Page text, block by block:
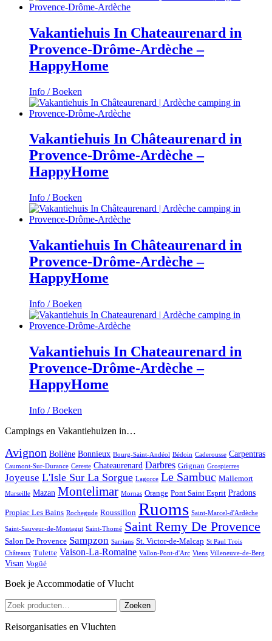
Vakantiehuis In Chateaurenard in
Provence-Drôme-Ardèche –
HappyHome
Info / Boeken
Vakantiehuis In Châteaurenard in
Provence-Drôme-Ardèche –
HappyHome
Info / Boeken
Vakantiehuis In Châteaurenard in
Provence-Drôme-Ardèche –
HappyHome
Info / Boeken
Vakantiehuis In Chateaurenard in
Provence-Drôme-Ardèche –
HappyHome
Info / Boeken
Campings en Vakantiehuizen in…
Avignon Bollène Bonnieux Bourg-Saint-Andéol Bédoin Caderousse Carpentras
Caumont-Sur-Durance Cereste Chateaurenard Darbres Grignan Grospierres
Joyeuse L'Isle Sur La Sorgue Lagorce Le Sambuc Mallemort
Marseille Mazan Montelimar Mornas Orange Pont Saint Esprit Pradons
Propiac Les Bains Rochegude Roussillon Ruoms Saint-Marcel-d'Ardèche
Saint-Sauveur-de-Montagut Saint-Thomé Saint Remy De Provence
Salon De Provence Sampzon Sarrians St. Victor-de-Malcap St Paul Trois
Châteaux Tulette Vaison-La-Romaine Vallon-Pont-d'Arc Viens Villeneuve-de-Berg
Visan Vogüé
Boek je Accommodatie of Vlucht
Zoeken
naar:
Zoeken
Reisorganisaties en Vluchten